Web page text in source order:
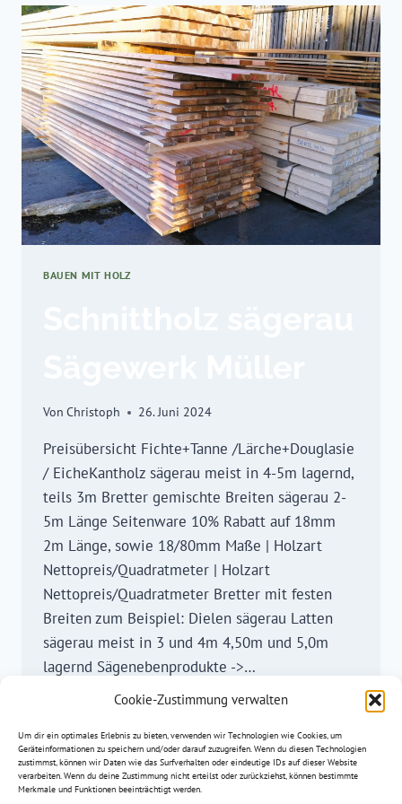
Cookie-Zustimmung verwalten
Um dir ein optimales Erlebnis zu bieten, verwenden wir Technologien wie Cookies, um
Geräteinformationen zu speichern und/oder darauf zuzugreifen. Wenn du diesen Technologien
zustimmst, können wir Daten wie das Surfverhalten oder eindeutige IDs auf dieser Website
verarbeiten. Wenn du deine Zustimmung nicht erteilst oder zurückziehst, können bestimmte
Merkmale und Funktionen beeinträchtigt werden.
BAUEN MIT HOLZ
Von Christoph 26. Juni 2024
Preisübersicht Fichte+Tanne /Lärche+Douglasie
/ EicheKantholz sägerau meist in 4-5m lagernd,
teils 3m Bretter gemischte Breiten sägerau 2-
5m Länge Seitenware 10% Rabatt auf 18mm
2m Länge, sowie 18/80mm Maße | Holzart
Nettopreis/Quadratmeter | Holzart
Nettopreis/Quadratmeter Bretter mit festen
Breiten zum Beispiel: Dielen sägerau Latten
sägerau meist in 3 und 4m 4,50m und 5,0m
lagernd Sägenebenprodukte ->…
WEITERLESENSCHNITTHOLZ
SÄGEWERK
MÜLLER